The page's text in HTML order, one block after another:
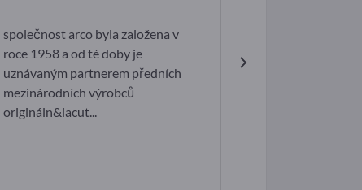
společnost arco byla založena v
roce 1958 a od té doby je
uznávaným partnerem předních
mezinárodních výrobců
origináln&iacut...